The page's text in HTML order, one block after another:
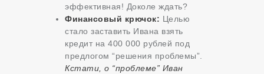
эффективная! Доколе ждать?
Финансовый крючок: Целью
стало заставить Ивана взять
кредит на 400 000 рублей под
предлогом “решения проблемы”.
Кстати, о “проблеме” Иван